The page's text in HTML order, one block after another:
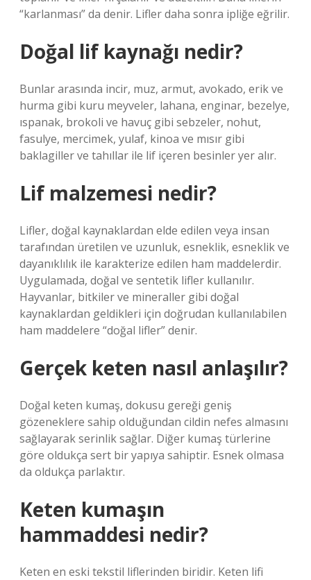
“karlanması” da denir. Lifler daha sonra ipliğe eğrilir.
Doğal lif kaynağı nedir?
Bunlar arasında incir, muz, armut, avokado, erik ve
hurma gibi kuru meyveler, lahana, enginar, bezelye,
ıspanak, brokoli ve havuç gibi sebzeler, nohut,
fasulye, mercimek, yulaf, kinoa ve mısır gibi
baklagiller ve tahıllar ile lif içeren besinler yer alır.
Lif malzemesi nedir?
Lifler, doğal kaynaklardan elde edilen veya insan
tarafından üretilen ve uzunluk, esneklik, esneklik ve
dayanıklılık ile karakterize edilen ham maddelerdir.
Uygulamada, doğal ve sentetik lifler kullanılır.
Hayvanlar, bitkiler ve mineraller gibi doğal
kaynaklardan geldikleri için doğrudan kullanılabilen
ham maddelere “doğal lifler” denir.
Gerçek keten nasıl anlaşılır?
Doğal keten kumaş, dokusu gereği geniş
gözeneklere sahip olduğundan cildin nefes almasını
sağlayarak serinlik sağlar. Diğer kumaş türlerine
göre oldukça sert bir yapıya sahiptir. Esnek olmasa
da oldukça parlaktır.
Keten kumaşın
hammaddesi nedir?
Keten en eski tekstil liflerinden biridir. Keten lifi